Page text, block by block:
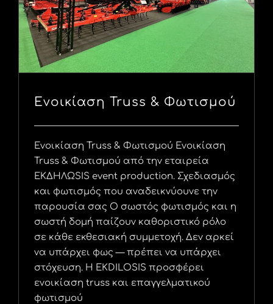
Ενοικίαση Truss & Φωτισμού
Ενοικίαση Truss & Φωτισμού Ενοικίαση
Truss & Φωτισμού από την εταιρεία
ΕΚΔΗΛΩSIS event production. Σχεδιασμός
και φωτισμός που αναδεικνύουνε την
παρουσία σας Ο σωστός φωτισμός και η
σωστή δομή παίζουν καθοριστικό ρόλο
σε κάθε εκθεσιακή συμμετοχή. Δεν αρκεί
να υπάρχει φως — πρέπει να υπάρχει
στόχευση. Η EKDILOSIS προσφέρει
ενοικίαση truss και επαγγελματικού
φωτισμού